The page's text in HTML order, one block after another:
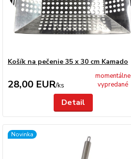
Košík na pečenie 35 x 30 cm Kamado
28,00 EUR/ks
momentálne
vypredané
Detail
Novinka